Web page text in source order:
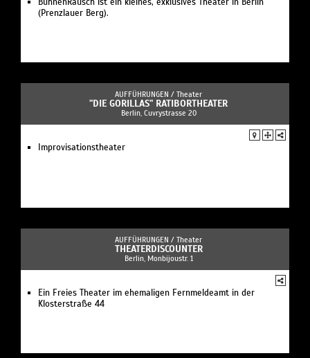
(Prenzlauer Berg).
AUFFÜHRUNGEN / Theater
"DIE GORILLAS" RATIBORTHEATER
Berlin, Cuvrystrasse 20
Improvisationstheater
AUFFÜHRUNGEN / Theater
THEATERDISCOUNTER
Berlin, Monbijoustr. 1
Ein Freies Theater im ehemaligen Fernmeldeamt in der
Klosterstraße 44